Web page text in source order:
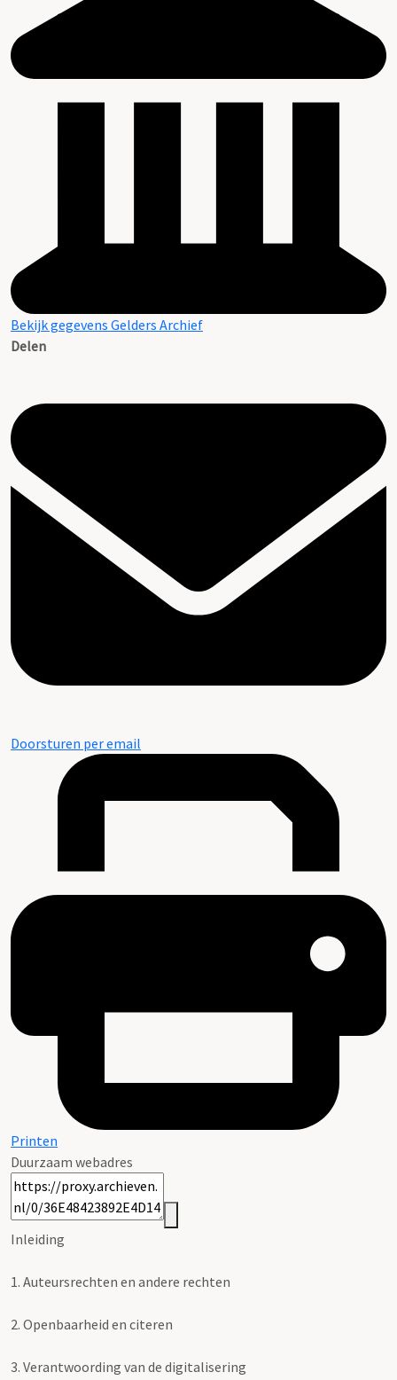
Bekijk gegevens Gelders Archief
Delen
Doorsturen per email
Printen
Duurzaam webadres
Inleiding
1. Auteursrechten en andere rechten
2. Openbaarheid en citeren
3. Verantwoording van de digitalisering